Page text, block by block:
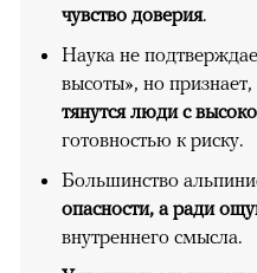
чувство доверия.
Наука не
высоты», но признает,
тянутся люди с
готовностью к риску.
Большинство
опасности, а ради
внутреннего смысла.